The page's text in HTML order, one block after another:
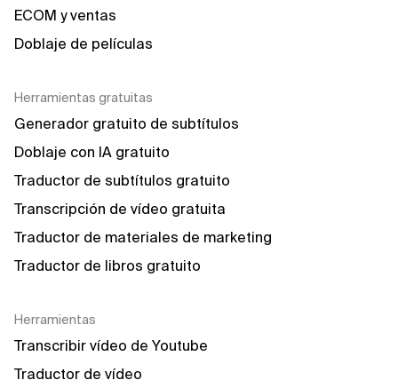
ECOM y ventas
Doblaje de películas
Herramientas gratuitas
Generador gratuito de subtítulos
Doblaje con IA gratuito
Traductor de subtítulos gratuito
Transcripción de vídeo gratuita
Traductor de materiales de marketing
Traductor de libros gratuito
Herramientas
Transcribir vídeo de Youtube
Traductor de vídeo